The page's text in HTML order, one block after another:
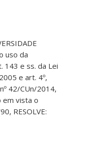
uso da
143 e ss. da Lei
e art. 4º,
42/CUn/2014,
vista o
RESOLVE: